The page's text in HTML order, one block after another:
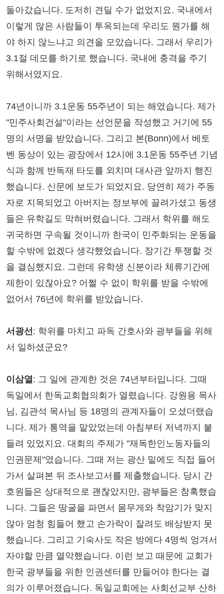
돌아갔습니다. 도저히 견딜 수가 없었지요. 국내에서
이렇게 많은 사람들이 투옥되는데 우리도 뭔가를 해
야 하지 않느냐고 의견을 모았습니다. 그래서 우리가
3.1절 데모를 하기로 했습니다. 국내에 충격을 주기
위해서였지요.
74년이니까 3.1운동 55주년이 되는 해였습니다. 제가
"민주사회건설"이라는 선언문을 작성했고 거기에 55
명의 서명을 받았습니다. 그리고 본(Bonn)에서 베토
벤 동상이 있는 광장에서 12시에 3.1운동 55주년 기념
식과 함께 반독재 타도를 외치며 대사관 앞까지 행진
했습니다. 신문에 보도가 되었지요. 당연히 제가 주동
자로 지목되었고 아버지는 정보부에 끌려가셨고 동생
들은 유학길도 막혀버렸습니다. 그래서 학위를 해도
귀국하면 구속될 것이니까 한국이 민주화되는 운동을
할 수밖에 없겠다 생각했었습니다. 장기간 투쟁할 것
을 결심했지요. 그런데 유학생 신분이라 체류기간에
제한이 있잖아요? 어쩔 수 없이 학위를 받을 수밖에
없어서 76년에 학위를 받았습니다.
서광선: 학위를 마치고 파독 간호사와 광부들을 위해
서 일하셨군요?
이삼열: 그 일에 관계한 것은 74년부터입니다. 그때
독일에서 한독교회협의회가 열렸습니다. 강원용 목사
님, 김관석 목사님 등 18명의 관계자들이 오셨더랬습
니다. 제가 통역을 맡았었는데 아침부터 저녁까지 붙
들려 있었지요. 대회의 주제가 "재독한인노동자들의
인권문제"였습니다. 그때 저는 광산 밑에도 직접 들어
가서 살펴본 뒤 조사보고서를 제출했습니다. 당시 간
호원들은 상대적으로 괜찮았지만, 광부들은 참혹했습
니다. 그들은 땅굴을 파면서 몸무게와 착암기가 맞지
않아 엄청 힘들어 했고 손가락이 잘려도 배상받지 못
했습니다. 그리고 기숙사도 작은 방에다 4명씩 엉겨서
자야할 만큼 열악했습니다. 이런 보고 때문에 교회가
한국 광부들을 위한 인권센터를 만들어야 한다는 결
의가 이루어졌습니다. 독일교회에는 사회선교부 산하